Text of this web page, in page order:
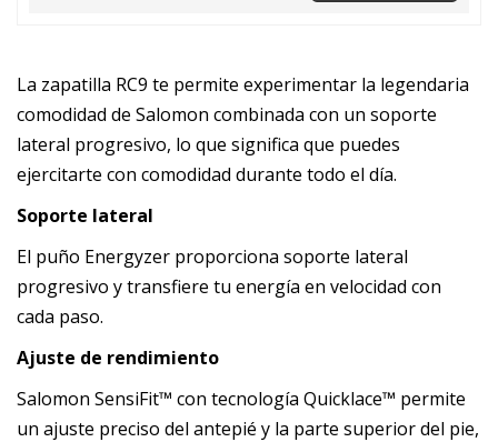
La zapatilla RC9 te permite experimentar la legendaria
comodidad de Salomon combinada con un soporte
lateral progresivo, lo que significa que puedes
ejercitarte con comodidad durante todo el día.
Soporte lateral
El puño Energyzer proporciona soporte lateral
progresivo y transfiere tu energía en velocidad con
cada paso.
Ajuste de rendimiento
Salomon SensiFit™ con tecnología Quicklace™ permite
un ajuste preciso del antepié y la parte superior del pie,